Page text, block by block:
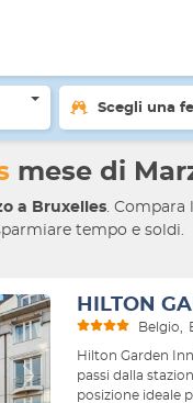
Bruxelles
mese di
a Bruxelles. Compara
tempo e soldi.
Avanti
HILTON
Belgio
Hilton Garden
passi dalla
posizione ideale
Scegli una